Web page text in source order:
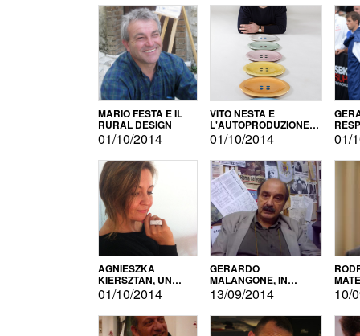
MARIO FESTA E IL
RURAL DESIGN
01/10/2014
VITO NESTA E
L'AUTOPRODUZIONE
COME RECUPERO DEI
SIMBOLI
01/10/2014 01/
AGNIESZKA
KIERSZTAN, UN
MODELLO DI
AUTOPRODUZIONE
01/10/2014
GERARDO
MALANGONE, IN
GIURIA PER IL
CONCORSO
LETTERARIO
13/09/2014 10/